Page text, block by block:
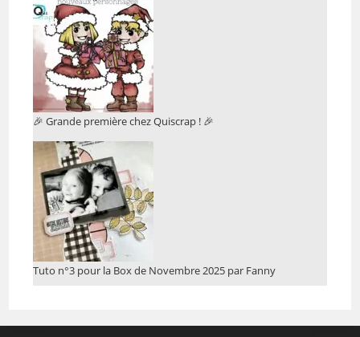
🎉 Grande première chez Quiscrap ! 🎉
Tuto n°3 pour la Box de Novembre 2025 par Fanny